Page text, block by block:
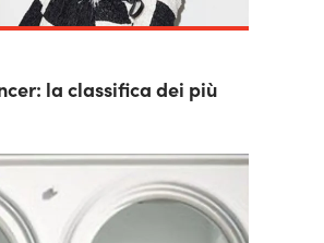
la classifica dei più